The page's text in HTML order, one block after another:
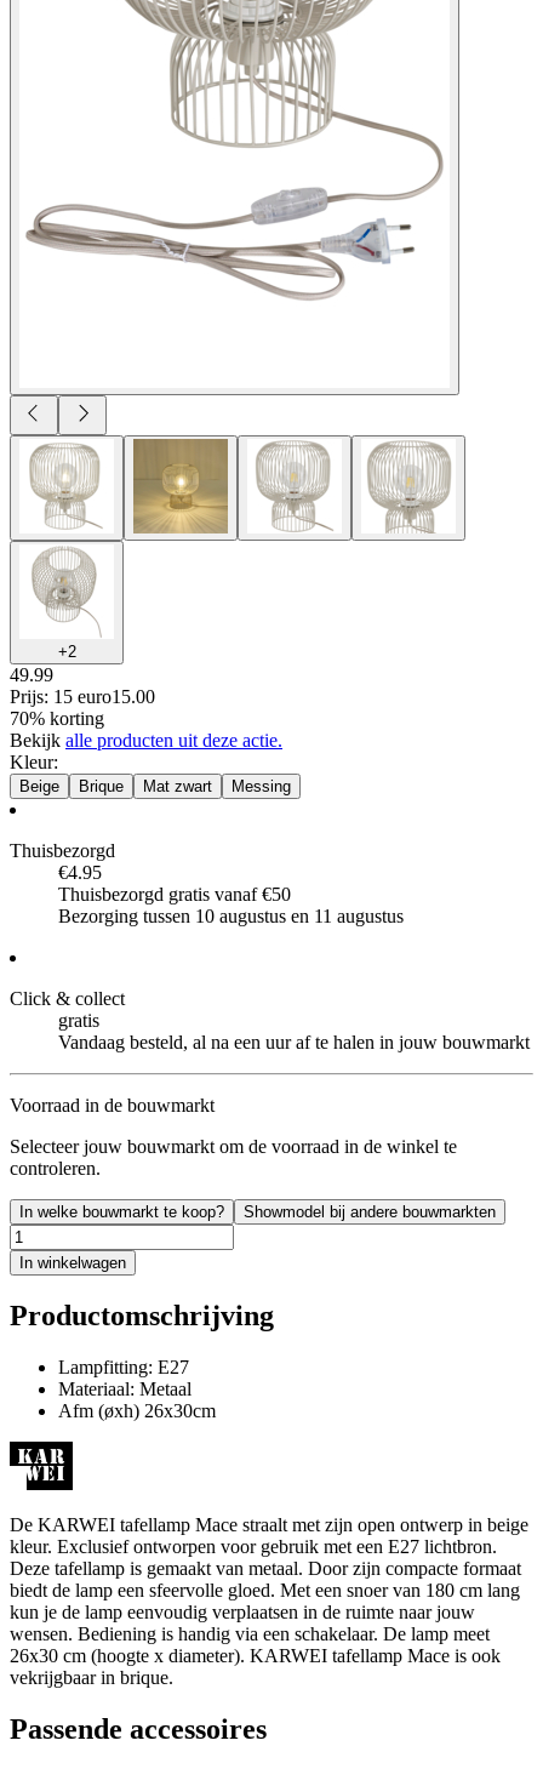
+2
49.99
Prijs: 15 euro15.00
70% korting
Bekijk alle producten uit deze actie.
Kleur:
Beige Brique Mat zwart Messing
Thuisbezorgd
€4.95
Thuisbezorgd gratis vanaf €50
Bezorging tussen 10 augustus en 11 augustus
Click & collect
gratis
Vandaag besteld, al na een uur af te halen in jouw bouwmarkt
Voorraad in de bouwmarkt
Selecteer jouw bouwmarkt om de voorraad in de winkel te
controleren.
In welke bouwmarkt te koop? Showmodel bij andere bouwmarkten
In winkelwagen
Productomschrijving
Lampfitting: E27
Materiaal: Metaal
Afm (øxh) 26x30cm
De KARWEI tafellamp Mace straalt met zijn open ontwerp in beige
kleur. Exclusief ontworpen voor gebruik met een E27 lichtbron.
Deze tafellamp is gemaakt van metaal. Door zijn compacte formaat
biedt de lamp een sfeervolle gloed. Met een snoer van 180 cm lang
kun je de lamp eenvoudig verplaatsen in de ruimte naar jouw
wensen. Bediening is handig via een schakelaar. De lamp meet
26x30 cm (hoogte x diameter). KARWEI tafellamp Mace is ook
vekrijgbaar in brique.
Passende accessoires